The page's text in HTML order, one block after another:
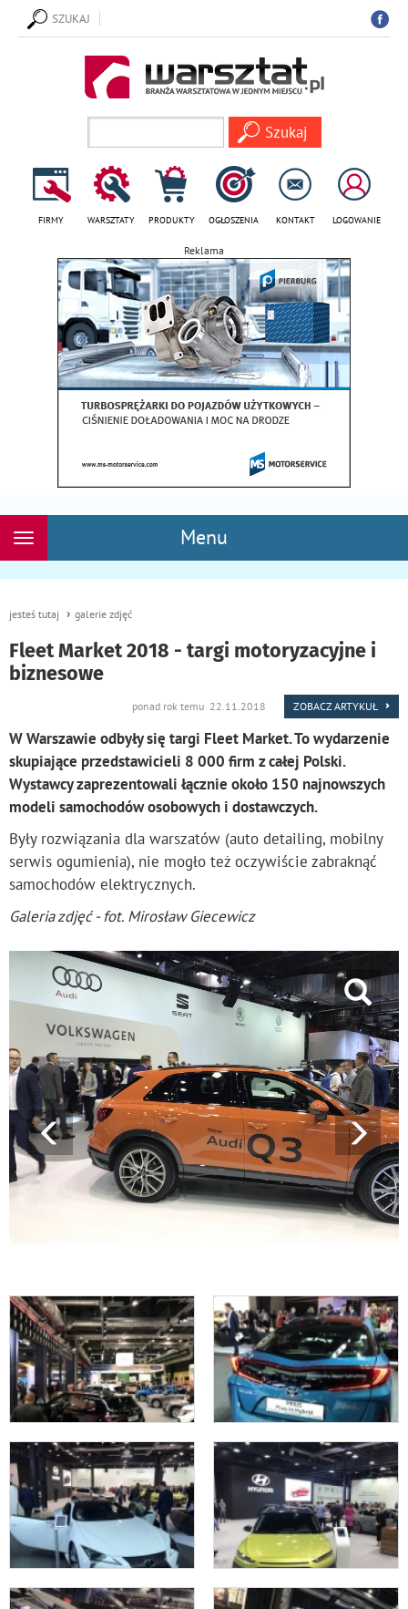
SZUKAJ
FIRMY WARSZTATY PRODUKTY OGŁOSZENIA KONTAKT LOGOWANIE
Reklama
Menu
Rozwiń
jesteś tutaj galerie zdjęć
Fleet Market 2018 - targi motoryzacyjne i
biznesowe
ponad rok temu 22.11.2018 ZOBACZ ARTYKUŁ
W Warszawie odbyły się targi Fleet Market. To wydarzenie
skupiające przedstawicieli 8 000 firm z całej Polski.
Wystawcy zaprezentowali łącznie około 150 najnowszych
modeli samochodów osobowych i dostawczych.
Były rozwiązania dla warszatów (auto detailing, mobilny
serwis ogumienia), nie mogło też oczywiście zabraknąć
samochodów elektrycznych.
Galeria zdjęć - fot. Mirosław Giecewicz